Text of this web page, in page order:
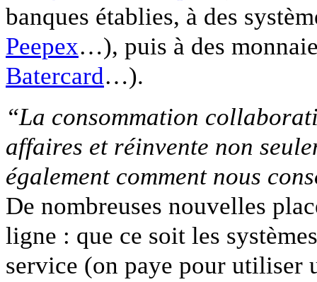
banques établies, à des
Peepex…), puis à des
Batercard…).
“La consommation
affaires et réinvente non
également comment nous
De nombreuses nouvelles
ligne : que ce soit les
service (on paye pour utiliser